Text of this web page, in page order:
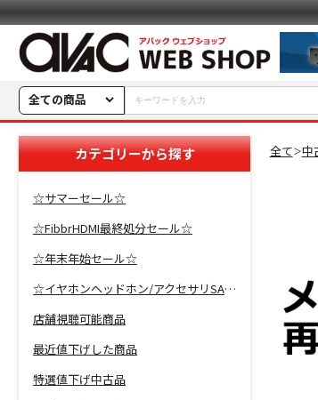
全ての商品
カテゴリーから探す
☆サマーセール☆
☆FibbrHDMI最終処分セール☆
☆年末年始セール☆
☆イヤホンヘッドホン/アクセサリSALE☆
店舗視聴可能商品
最近値下げした商品
特選値下げ中古品
全て＞中